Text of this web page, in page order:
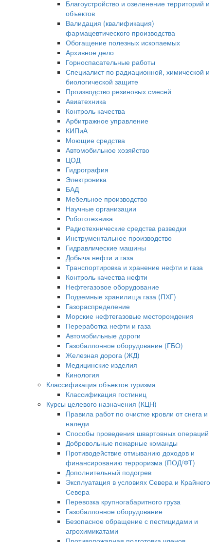
Благоустройство и озеленение территорий и
объектов
Валидация (квалификация)
фармацевтического производства
Обогащение полезных ископаемых
Архивное дело
Горноспасательные работы
Специалист по радиационной, химической и
биологической защите
Производство резиновых смесей
Авиатехника
Контроль качества
Арбитражное управление
КИПиА
Моющие средства
Автомобильное хозяйство
ЦОД
Гидрография
Электроника
БАД
Мебельное производство
Научные организации
Робототехника
Радиотехнические средства разведки
Инструментальное производство
Гидравлические машины
Добыча нефти и газа
Транспортировка и хранение нефти и газа
Контроль качества нефти
Нефтегазовое оборудование
Подземные хранилища газа (ПХГ)
Газораспределение
Морские нефтегазовые месторождения
Переработка нефти и газа
Автомобильные дороги
Газобаллонное оборудование (ГБО)
Железная дорога (ЖД)
Медицинские изделия
Кинология
Классификация объектов туризма
Классификация гостиниц
Курсы целевого назначения (КЦН)
Правила работ по очистке кровли от снега и
наледи
Способы проведения швартовных операций
Добровольные пожарные команды
Противодействие отмыванию доходов и
финансированию терроризма (ПОД/ФТ)
Дополнительный подогрев
Эксплуатация в условиях Севера и Крайнего
Севера
Перевозка крупногабаритного груза
Газобаллонное оборудование
Безопасное обращение с пестицидами и
агрохимикатами